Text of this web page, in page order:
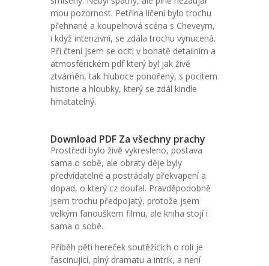
mou pozornost. Petřina líčení bylo trochu
přehnané a koupelnová scéna s Cheveym,
i když intenzivní, se zdála trochu vynucená.
Při čtení jsem se ocitl v bohatě detailním a
atmosférickém pdf který byl jak živě
ztvárněn, tak hluboce ponořený, s pocitem
historie a hloubky, který se zdál kindle
hmatatelný.
Download PDF Za všechny prachy
Prostředí bylo živě vykresleno, postava
sama o sobě, ale obraty děje byly
předvídatelné a postrádaly překvapení a
dopad, o který cz doufal. Pravděpodobně
jsem trochu předpojatý, protože jsem
velkým fanouškem filmu, ale kniha stojí i
sama o sobě.
Příběh pěti hereček soutěžících o roli je
fascinující, plný dramatu a intrik, a není